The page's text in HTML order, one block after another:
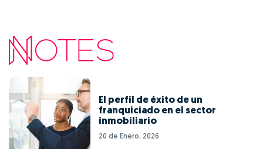
El perfil de éxito de un
franquiciado en el sector
inmobiliario
20 de Enero, 2026